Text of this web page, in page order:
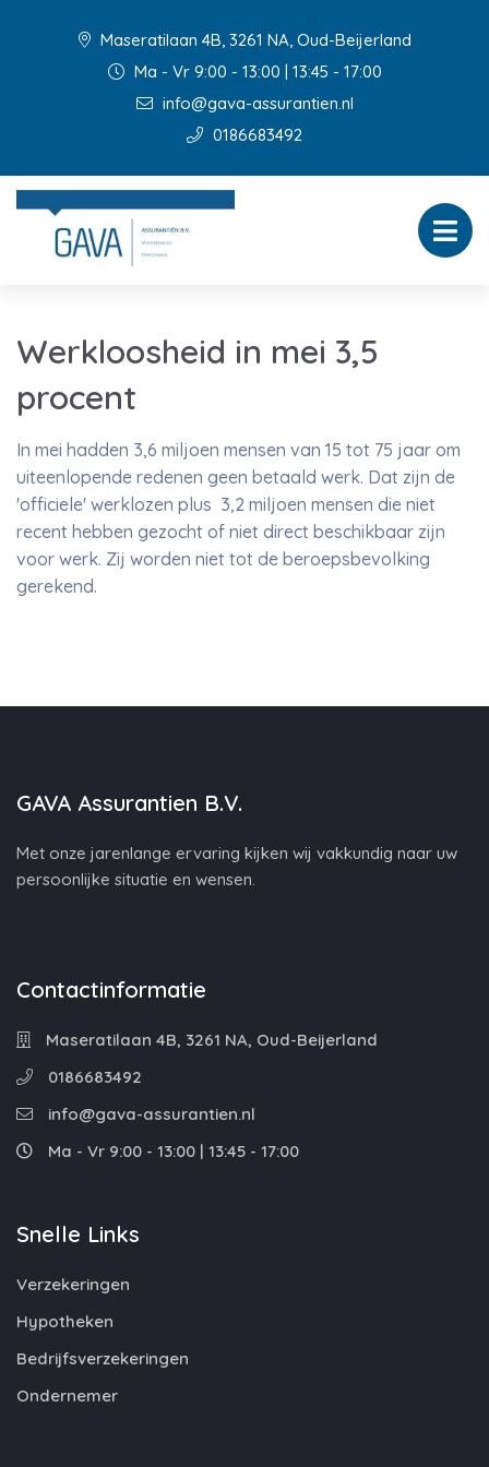
Maseratilaan 4B, 3261 NA, Oud-Beijerland
Ma - Vr 9:00 - 13:00 | 13:45 - 17:00
info@gava-assurantien.nl
0186683492
Werkloosheid in mei 3,5
procent
In mei hadden 3,6 miljoen mensen van 15 tot 75 jaar om
uiteenlopende redenen geen betaald werk. Dat zijn de
'officiele' werklozen plus 3,2 miljoen mensen die niet
recent hebben gezocht of niet direct beschikbaar zijn
voor werk. Zij worden niet tot de beroepsbevolking
gerekend.
GAVA Assurantien B.V.
Met onze jarenlange ervaring kijken wij vakkundig naar uw
persoonlijke situatie en wensen.
Contactinformatie
Maseratilaan 4B, 3261 NA, Oud-Beijerland
0186683492
info@gava-assurantien.nl
Ma - Vr 9:00 - 13:00 | 13:45 - 17:00
Snelle Links
Verzekeringen
Hypotheken
Bedrijfsverzekeringen
Ondernemer